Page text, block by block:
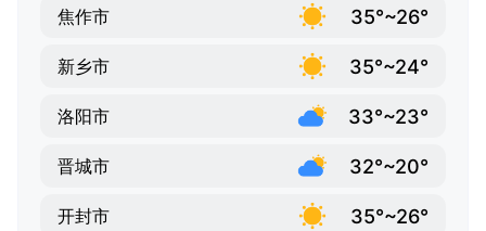
焦作市 35°~26°
新乡市 35°~24°
洛阳市 33°~23°
晋城市 32°~20°
开封市 35°~26°